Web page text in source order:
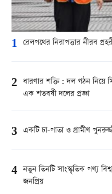
1 রেলপথের নিরাপত্তার নীরব
2 ধারণার শক্তি : দল গঠন নিয়ে
এক শতবর্ষী দলের প্রজ্ঞা
3 একটি চা-পাতা ও গ্রামীণ
4 নতুন তিনটি সাংস্কৃতিক পণ্য
জনপ্রিয়